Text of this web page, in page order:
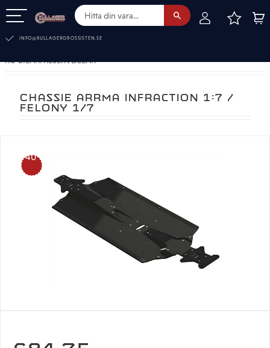
INFO@KULLAGERGROSSISTEN.SE
RC-BILAR. RESERVDELAR
CHASSIE ARRMA INFRACTION 1:7 /
FELONY 1/7
40
%